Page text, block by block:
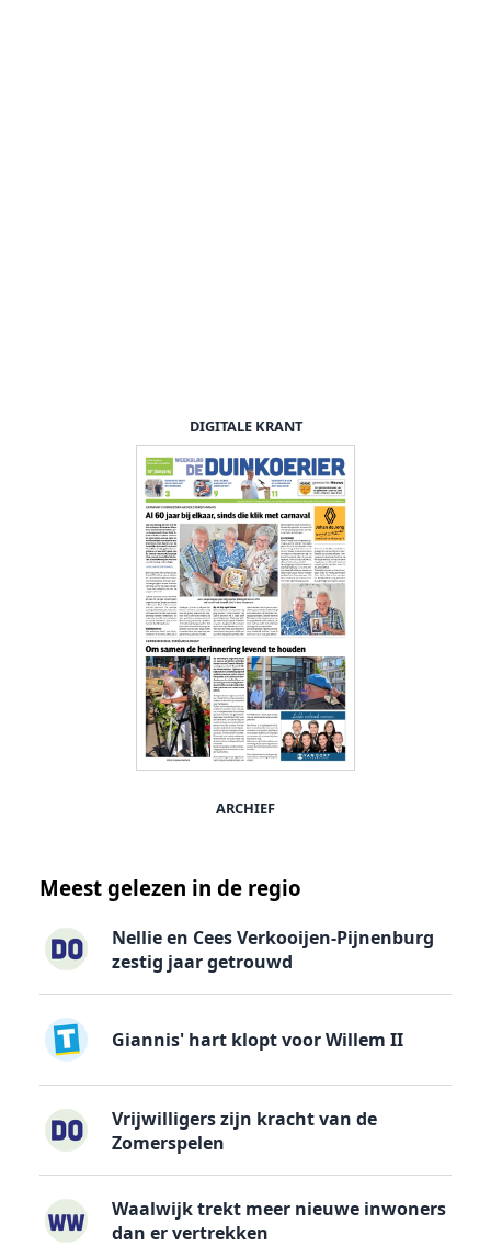
DIGITALE KRANT
ARCHIEF
Meest gelezen in de regio
Nellie en Cees Verkooijen-Pijnenburg
zestig jaar getrouwd
Giannis' hart klopt voor Willem II
Vrijwilligers zijn kracht van de
Zomerspelen
Waalwijk trekt meer nieuwe inwoners
dan er vertrekken